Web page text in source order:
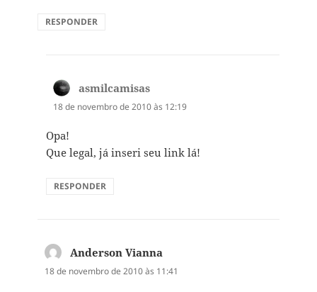
RESPONDER
asmilcamisasdisse:
18 de novembro de 2010 às 12:19
Opa!
Que legal, já inseri seu link lá!
RESPONDER
Anderson Viannadisse:
18 de novembro de 2010 às 11:41